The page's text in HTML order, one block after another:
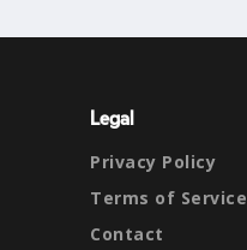
Legal
Privacy Policy
Terms of Service
Contact